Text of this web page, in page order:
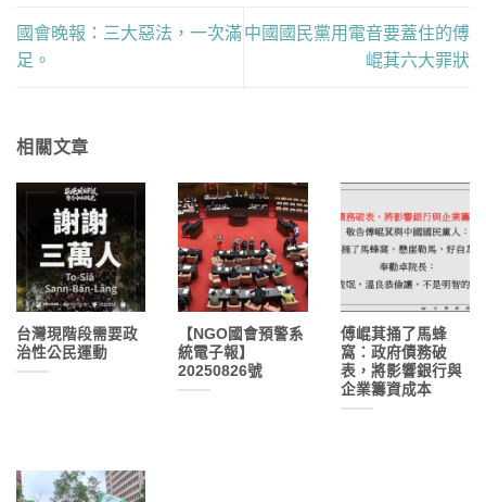
國會晚報：三大惡法，一次滿
足。
中國國民黨用電音要蓋住的傅
崐萁六大罪狀
相關文章
台灣現階段需要政
治性公民運動
【NGO國會預警系
統電子報】
20250826號
傅崐萁捅了馬蜂
窩：政府債務破
表，將影響銀行與
企業籌資成本